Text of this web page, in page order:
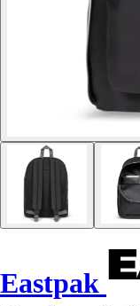
Eastpak